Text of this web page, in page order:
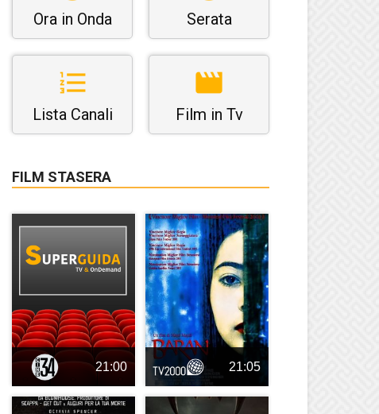
Ora in Onda Serata
Lista Canali Film in Tv
FILM STASERA
21:00 21:05